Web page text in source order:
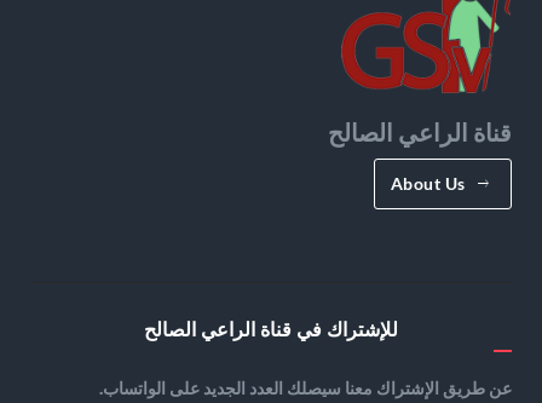
قناة الراعي الصالح
About Us
للإشتراك في قناة الراعي الصالح
عن طريق الإشتراك معنا سيصلك العدد الجديد على الواتساب.